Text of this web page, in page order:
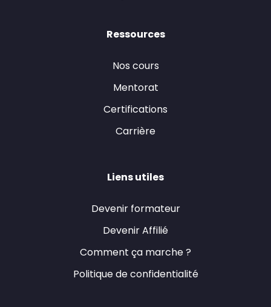
Ressources
Nos cours
Mentorat
Certifications
Carrière
Liens utiles
Devenir formateur
Devenir Affilié
Comment ça marche ?
Politique de confidentialité